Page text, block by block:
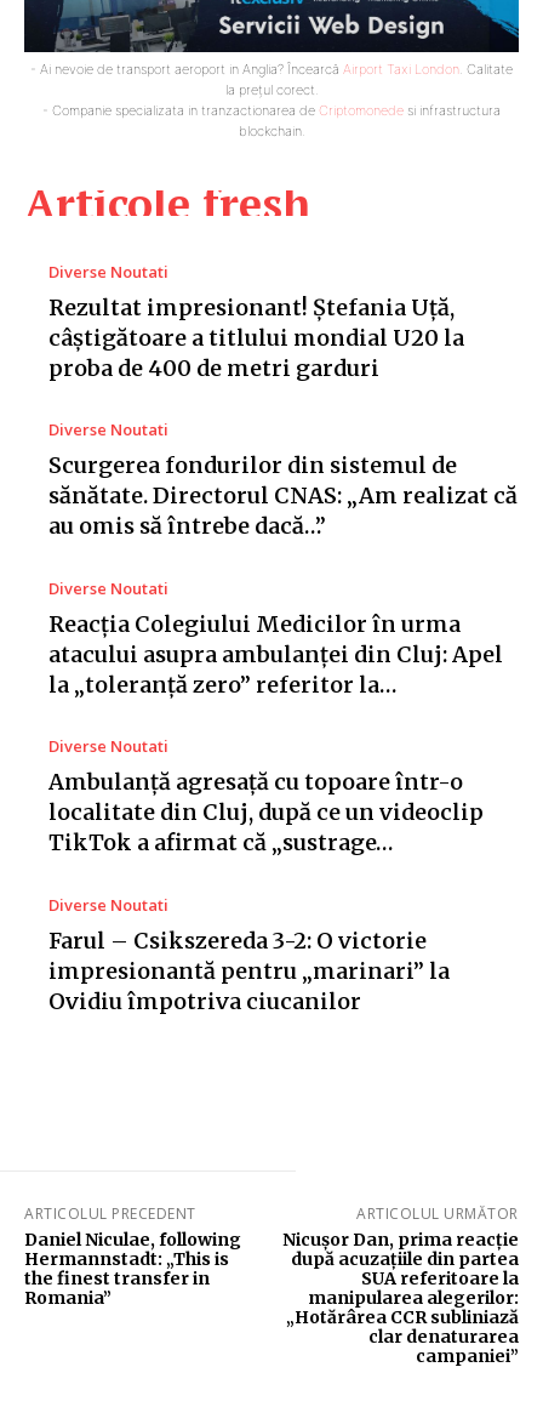
Articole fresh
Diverse Noutati
Rezultat impresionant! Ștefania Uță,
câștigătoare a titlului mondial U20 la
proba de 400 de metri garduri
Diverse Noutati
Scurgerea fondurilor din sistemul de
sănătate. Directorul CNAS: „Am realizat că
au omis să întrebe dacă…”
Diverse Noutati
Reacția Colegiului Medicilor în urma
atacului asupra ambulanței din Cluj: Apel
la „toleranță zero” referitor la…
Diverse Noutati
Ambulanță agresață cu topoare într-o
localitate din Cluj, după ce un videoclip
TikTok a afirmat că „sustrage…
Diverse Noutati
Farul – Csikszereda 3-2: O victorie
impresionantă pentru „marinari” la
Ovidiu împotriva ciucanilor
- Ai nevoie de transport aeroport in Anglia? Încearcă Airport Taxi London . Calitate
la prețul corect.
- Companie specializata in tranzactionarea de Criptomonede si infrastructura
blockchain.
ARTICOLUL PRECEDENT
Daniel Niculae, following
Hermannstadt: „This is
the finest transfer in
Romania”
ARTICOLUL URMĂTOR
Nicușor Dan, prima reacție
după acuzațiile din partea
SUA referitoare la
manipularea alegerilor:
„Hotărârea CCR subliniază
clar denaturarea
campaniei”